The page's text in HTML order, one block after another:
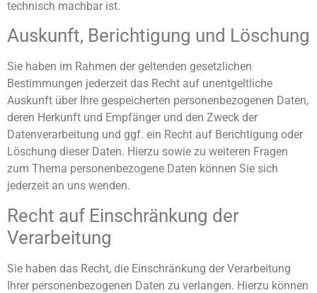
technisch machbar ist.
Auskunft, Berichtigung und Löschung
Sie haben im Rahmen der geltenden gesetzlichen
Bestimmungen jederzeit das Recht auf unentgeltliche
Auskunft über Ihre gespeicherten personenbezogenen Daten,
deren Herkunft und Empfänger und den Zweck der
Datenverarbeitung und ggf. ein Recht auf Berichtigung oder
Löschung dieser Daten. Hierzu sowie zu weiteren Fragen
zum Thema personenbezogene Daten können Sie sich
jederzeit an uns wenden.
Recht auf Einschränkung der
Verarbeitung
Sie haben das Recht, die Einschränkung der Verarbeitung
Ihrer personenbezogenen Daten zu verlangen. Hierzu können